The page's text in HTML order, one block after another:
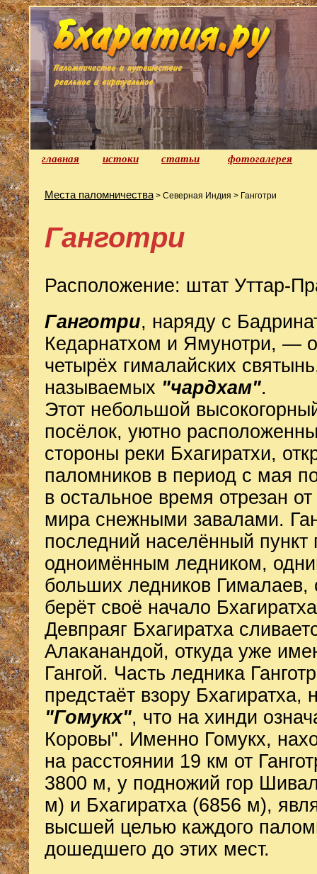
главная истоки статьи фотогалерея
Места паломничества> Северная Индия > Ганготри
Ганготри
Расположение: штат Уттар-
Ганготри, наряду с
Кедарнатхом и Ямунотри, —
четырёх гималайских
называемых "чардхам".
Этот небольшой
посёлок, уютно
стороны реки Бхагиратхи,
паломников в период с мая
в остальное время отрезан
мира снежными завалами.
последний населённый пункт
одноимённым ледником,
больших ледников Гималаев,
берёт своё начало
Девпраяг Бхагиратха
Алаканандой, откуда уже
Гангой. Часть ледника
предстаёт взору Бхагиратха,
"Гомукх", что на хинди
Коровы". Именно Гомукх,
на расстоянии 19 км от
3800 м, у подножий гор
м) и Бхагиратха (6856 м),
высшей целью каждого
дошедшего до этих мест.